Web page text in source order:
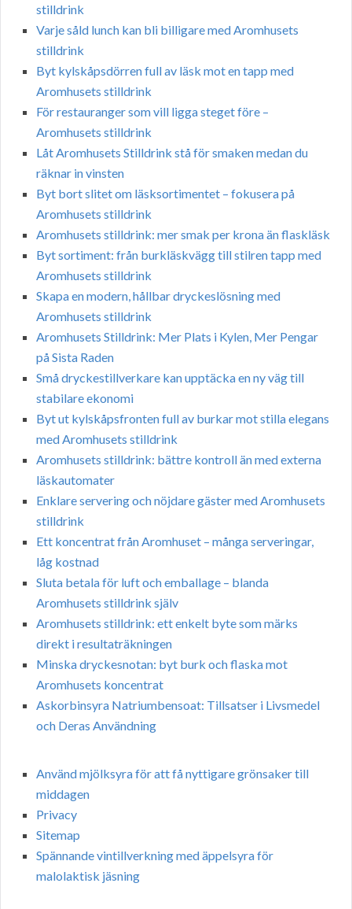
stilldrink
Varje såld lunch kan bli billigare med Aromhusets
stilldrink
Byt kylskåpsdörren full av läsk mot en tapp med
Aromhusets stilldrink
För restauranger som vill ligga steget före –
Aromhusets stilldrink
Låt Aromhusets Stilldrink stå för smaken medan du
räknar in vinsten
Byt bort slitet om läsksortimentet – fokusera på
Aromhusets stilldrink
Aromhusets stilldrink: mer smak per krona än flaskläsk
Byt sortiment: från burkläskvägg till stilren tapp med
Aromhusets stilldrink
Skapa en modern, hållbar dryckeslösning med
Aromhusets stilldrink
Aromhusets Stilldrink: Mer Plats i Kylen, Mer Pengar
på Sista Raden
Små dryckestillverkare kan upptäcka en ny väg till
stabilare ekonomi
Byt ut kylskåpsfronten full av burkar mot stilla elegans
med Aromhusets stilldrink
Aromhusets stilldrink: bättre kontroll än med externa
läskautomater
Enklare servering och nöjdare gäster med Aromhusets
stilldrink
Ett koncentrat från Aromhuset – många serveringar,
låg kostnad
Sluta betala för luft och emballage – blanda
Aromhusets stilldrink själv
Aromhusets stilldrink: ett enkelt byte som märks
direkt i resultaträkningen
Minska dryckesnotan: byt burk och flaska mot
Aromhusets koncentrat
Askorbinsyra Natriumbensoat: Tillsatser i Livsmedel
och Deras Användning
Använd mjölksyra för att få nyttigare grönsaker till
middagen
Privacy
Sitemap
Spännande vintillverkning med äppelsyra för
malolaktisk jäsning